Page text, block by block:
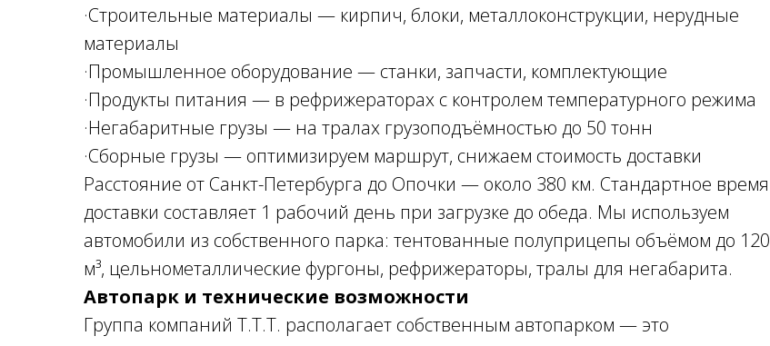
·Строительные материалы — кирпич, блоки, металлоконструкции, нерудные
материалы
·Промышленное оборудование — станки, запчасти, комплектующие
·Продукты питания — в рефрижераторах с контролем температурного режима
·Негабаритные грузы — на тралах грузоподъёмностью до 50 тонн
·Сборные грузы — оптимизируем маршрут, снижаем стоимость доставки
Расстояние от Санкт-Петербурга до Опочки — около 380 км. Стандартное время
доставки составляет 1 рабочий день при загрузке до обеда. Мы используем
автомобили из собственного парка: тентованные полуприцепы объёмом до 120
м³, цельнометаллические фургоны, рефрижераторы, тралы для негабарита.
Автопарк и технические возможности
Группа компаний Т.Т.Т. располагает собственным автопарком — это